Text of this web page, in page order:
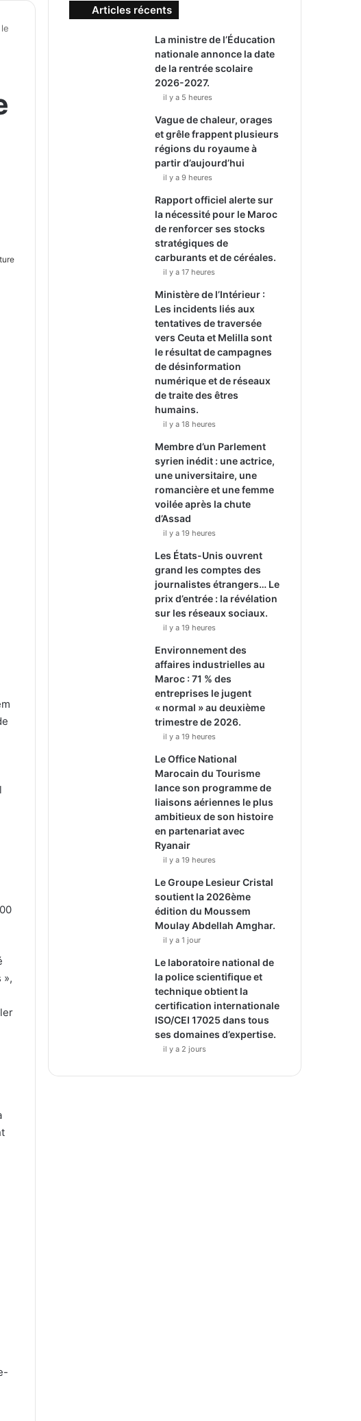
»,
Articles récents
La ministre de l’Éducation
nationale annonce la date
de la rentrée scolaire
2026-2027.
il y a 5 heures
Vague de chaleur, orages
et grêle frappent plusieurs
régions du royaume à
partir d’aujourd’hui
il y a 9 heures
Rapport officiel alerte sur
la nécessité pour le Maroc
de renforcer ses stocks
stratégiques de
carburants et de céréales.
il y a 17 heures
Ministère de l’Intérieur :
Les incidents liés aux
tentatives de traversée
vers Ceuta et Melilla sont
le résultat de campagnes
de désinformation
numérique et de réseaux
de traite des êtres
humains.
il y a 18 heures
Membre d’un Parlement
syrien inédit : une actrice,
une universitaire, une
romancière et une femme
voilée après la chute
d’Assad
il y a 19 heures
Les États-Unis ouvrent
grand les comptes des
journalistes étrangers… Le
prix d’entrée : la révélation
sur les réseaux sociaux.
il y a 19 heures
Environnement des
affaires industrielles au
Maroc : 71 % des
entreprises le jugent
« normal » au deuxième
trimestre de 2026.
il y a 19 heures
Le Office National
Marocain du Tourisme
lance son programme de
liaisons aériennes le plus
ambitieux de son histoire
en partenariat avec
Ryanair
il y a 19 heures
Le Groupe Lesieur Cristal
soutient la 2026ème
édition du Moussem
Moulay Abdellah Amghar.
il y a 1 jour
Le laboratoire national de
la police scientifique et
technique obtient la
certification internationale
ISO/CEI 17025 dans tous
ses domaines d’expertise.
il y a 2 jours